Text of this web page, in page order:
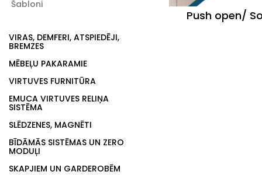
Šabloni
VIRAS, DEMFERI, ATSPIEDĒJI,
BREMZES
MĒBEĻU PAKARAMIE
VIRTUVES FURNITŪRA
EMUCA VIRTUVES RELIŅA
SISTĒMA
SLĒDZENES, MAGNĒTI
BĪDĀMĀS SISTĒMAS UN ZERO
MODUĻI
SKAPJIEM UN GARDEROBĒM
Push open/